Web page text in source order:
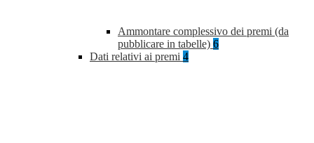
Ammontare complessivo dei premi (da
pubblicare in tabelle) 6
Dati relativi ai premi 4